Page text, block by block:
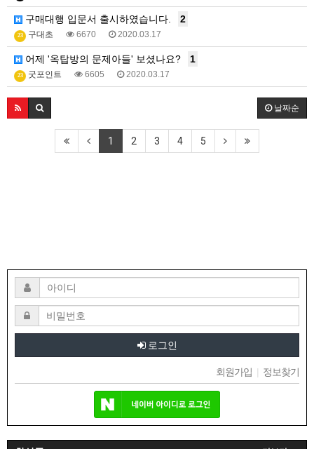
구매대행 입문서 출시하였습니다. 2
23 구대초 6670 2020.03.17
어제 '옥탑방의 문제아들' 보셨나요? 1
23 굿포인트 6605 2020.03.17
날짜순
1 2 3 4 5
로그인
회원가입 | 정보찾기